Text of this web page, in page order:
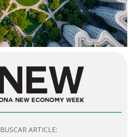
BUSCAR ARTICLE: